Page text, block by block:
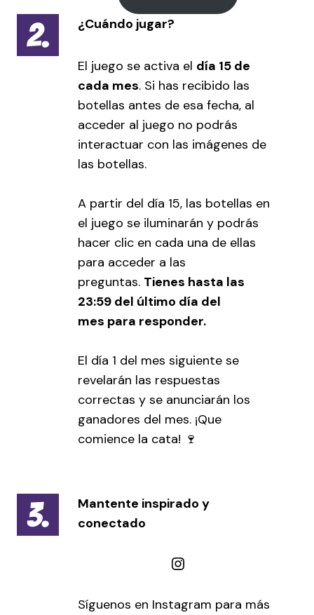
¿Cuándo jugar?
El juego se activa el día 15 de
cada mes. Si has recibido las
botellas antes de esa fecha, al
acceder al juego no podrás
interactuar con las imágenes de
las botellas.
A partir del día 15, las botellas en
el juego se iluminarán y podrás
hacer clic en cada una de ellas
para acceder a las
preguntas. Tienes hasta las
23:59 del último día del
mes para responder.
El día 1 del mes siguiente se
revelarán las respuestas
correctas y se anunciarán los
ganadores del mes. ¡Que
comience la cata! 🍷
Mantente inspirado y
conectado
Instagram
Síguenos en Instagram para más